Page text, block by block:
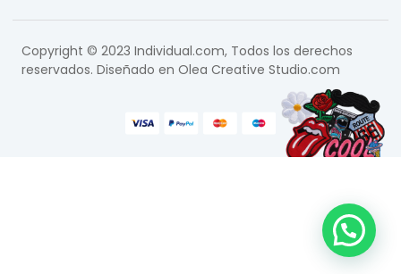
Copyright © 2023 Individual.com, Todos los derechos
reservados. Diseñado en Olea Creative Studio.com